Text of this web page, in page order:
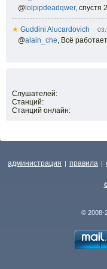
@ lolpipdeadqwer, спустя
★ Guddini Alucardovich
@alain_che, Всё
Слушателей:
Станций:
Станций онлайн:
администрация | правила |
©